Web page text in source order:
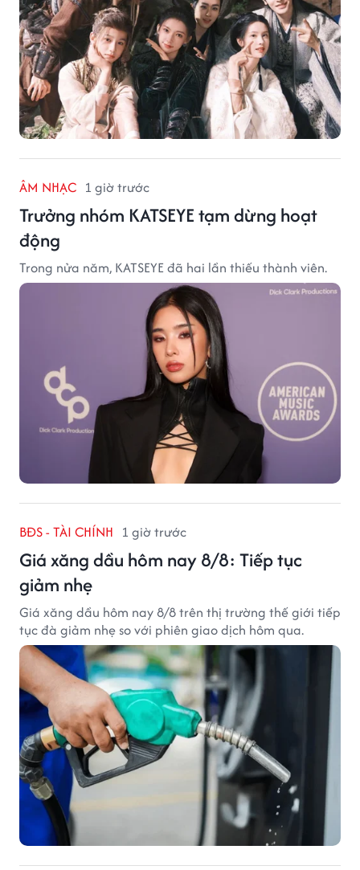
ÂM NHẠC 1 giờ trước
Trưởng nhóm KATSEYE tạm dừng hoạt
động
Trong nửa năm, KATSEYE đã hai lần thiếu thành viên.
BĐS - TÀI CHÍNH 1 giờ trước
Giá xăng dầu hôm nay 8/8: Tiếp tục
giảm nhẹ
Giá xăng dầu hôm nay 8/8 trên thị trường thế giới tiếp
tục đà giảm nhẹ so với phiên giao dịch hôm qua.